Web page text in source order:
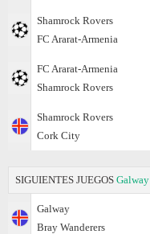
Shamrock Rovers
FC Ararat-Armenia
FC Ararat-Armenia
Shamrock Rovers
Shamrock Rovers
Cork City
SIGUIENTES JUEGOS Galway
Galway
Bray Wanderers